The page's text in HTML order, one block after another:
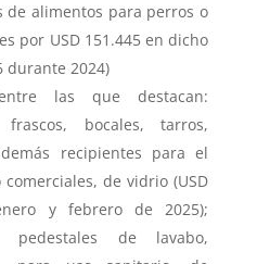
de alimentos para perros o
por USD 151.445 en dicho
durante 2024)
las que destacan:
frascos, bocales, tarros,
recipientes para el
de vidrio (USD
y febrero de 2025);
pedestales de lavabo,